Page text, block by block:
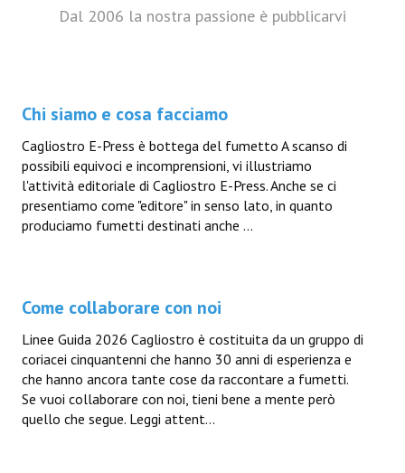
Dal 2006 la nostra passione è pubblicarvi
Chi siamo e cosa facciamo
Cagliostro E-Press è bottega del fumetto A scanso di
possibili equivoci e incomprensioni, vi illustriamo
l'attività editoriale di Cagliostro E-Press. Anche se ci
presentiamo come "editore" in senso lato, in quanto
produciamo fumetti destinati anche ...
Come collaborare con noi
Linee Guida 2026 Cagliostro è costituita da un gruppo di
coriacei cinquantenni che hanno 30 anni di esperienza e
che hanno ancora tante cose da raccontare a fumetti.
Se vuoi collaborare con noi, tieni bene a mente però
quello che segue. Leggi attent...